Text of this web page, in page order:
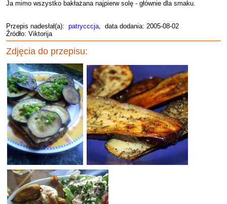
Ja mimo wszystko bakłażana najpierw solę - głównie dla smaku.
Przepis nadesłał(a): patrycccja, data dodania: 2005-08-02
Źródło: Viktorija
Zdjęcia do przepisu: